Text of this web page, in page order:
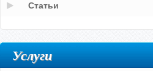
Статьи
Услуги